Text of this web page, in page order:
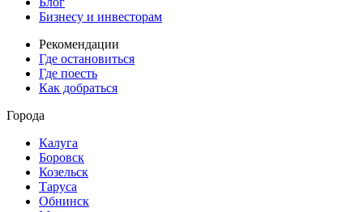
Бизнесу и инвесторам
Рекомендации
Где остановиться
Где поесть
Как добраться
Города
Калуга
Боровск
Козельск
Таруса
Обнинск